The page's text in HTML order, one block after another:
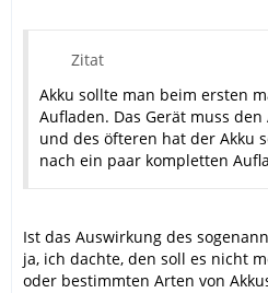
Zitat
Akku sollte man beim ersten
Aufladen. Das Gerät muss
und des öfteren hat der Akku
nach ein paar kompletten
Ist das Auswirkung des
ja, ich dachte, den soll es nicht
oder bestimmten Arten von